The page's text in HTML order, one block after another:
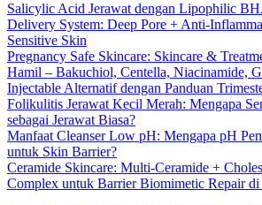
Salicylic Acid Jerawat dengan Lipophilic
Delivery System: Deep Pore + Anti-
Sensitive Skin
Pregnancy Safe Skincare: Skincare &
Hamil – Bakuchiol, Centella, Niacinamide,
Injectable Alternatif dengan Panduan
Folikulitis Jerawat Kecil Merah: Mengapa
sebagai Jerawat Biasa?
Manfaat Cleanser Low pH: Mengapa pH
untuk Skin Barrier?
Ceramide Skincare: Multi-Ceramide +
Complex untuk Barrier Biomimetic Repair di